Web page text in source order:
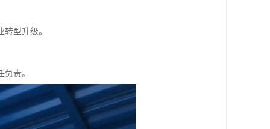
型升级。
责。